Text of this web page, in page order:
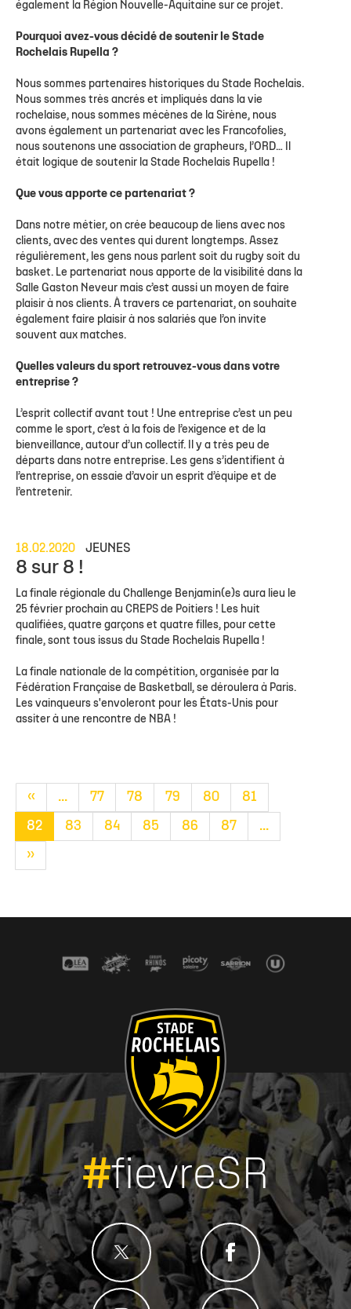
également la Région Nouvelle-Aquitaine sur ce projet.
Pourquoi avez-vous décidé de soutenir le Stade
Rochelais Rupella ?
Nous sommes partenaires historiques du Stade Rochelais.
Nous sommes très ancrés et impliqués dans la vie
rochelaise, nous sommes mécènes de la Sirène, nous
avons également un partenariat avec les Francofolies,
nous soutenons une association de grapheurs, l’ORD… Il
était logique de soutenir la Stade Rochelais Rupella !
Que vous apporte ce partenariat ?
Dans notre métier, on crée beaucoup de liens avec nos
clients, avec des ventes qui durent longtemps. Assez
régulièrement, les gens nous parlent soit du rugby soit du
basket. Le partenariat nous apporte de la visibilité dans la
Salle Gaston Neveur mais c’est aussi un moyen de faire
plaisir à nos clients. À travers ce partenariat, on souhaite
également faire plaisir à nos salariés que l’on invite
souvent aux matches.
Quelles valeurs du sport retrouvez-vous dans votre
entreprise ?
L’esprit collectif avant tout ! Une entreprise c’est un peu
comme le sport, c’est à la fois de l’exigence et de la
bienveillance, autour d’un collectif. Il y a très peu de
départs dans notre entreprise. Les gens s’identifient à
l’entreprise, on essaie d’avoir un esprit d’équipe et de
l’entretenir.
18.02.2020 JEUNES
8 sur 8 !
La finale régionale du Challenge Benjamin(e)s aura lieu le
25 février prochain au CREPS de Poitiers ! Les huit
qualifiées, quatre garçons et quatre filles, pour cette
finale, sont tous issus du Stade Rochelais Rupella !
La finale nationale de la compétition, organisée par la
Fédération Française de Basketball, se déroulera à Paris.
Les vainqueurs s'envoleront pour les États-Unis pour
assiter à une rencontre de NBA !
« ... 77 78 79 80 81
82 83 84 85 86 87 ...
»
#fievreSR